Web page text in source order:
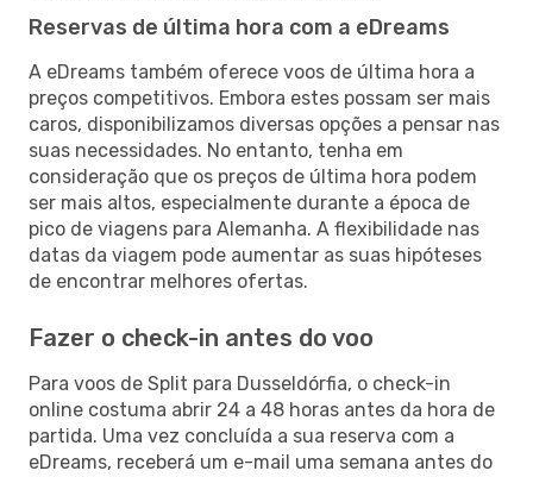
Reservas de última hora com a eDreams
A eDreams também oferece voos de última hora a
preços competitivos. Embora estes possam ser mais
caros, disponibilizamos diversas opções a pensar nas
suas necessidades. No entanto, tenha em
consideração que os preços de última hora podem
ser mais altos, especialmente durante a época de
pico de viagens para Alemanha. A flexibilidade nas
datas da viagem pode aumentar as suas hipóteses
de encontrar melhores ofertas.
Fazer o check-in antes do voo
Para voos de Split para Dusseldórfia, o check-in
online costuma abrir 24 a 48 horas antes da hora de
partida. Uma vez concluída a sua reserva com a
eDreams, receberá um e-mail uma semana antes do